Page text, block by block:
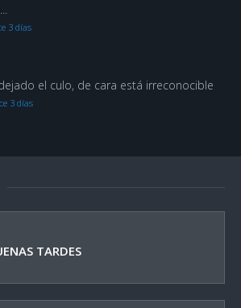
TARDES
3 días
el culo, de cara está irreconocible
3 días